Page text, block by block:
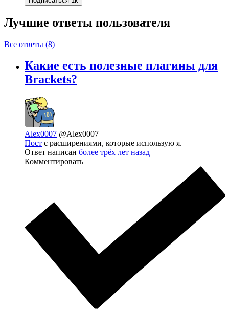
Лучшие ответы пользователя
Все ответы (8)
Какие есть полезные плагины для
Brackets?
Alex0007 @Alex0007
Пост с расширениями, которые использую я.
Ответ написан более трёх лет назад
Комментировать